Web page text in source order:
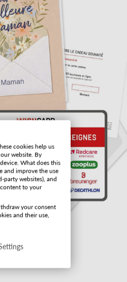
une fenêtre modale
cookies help us
website. By
What does this
and improve the use
party websites), and
to your
your consent
and their use,